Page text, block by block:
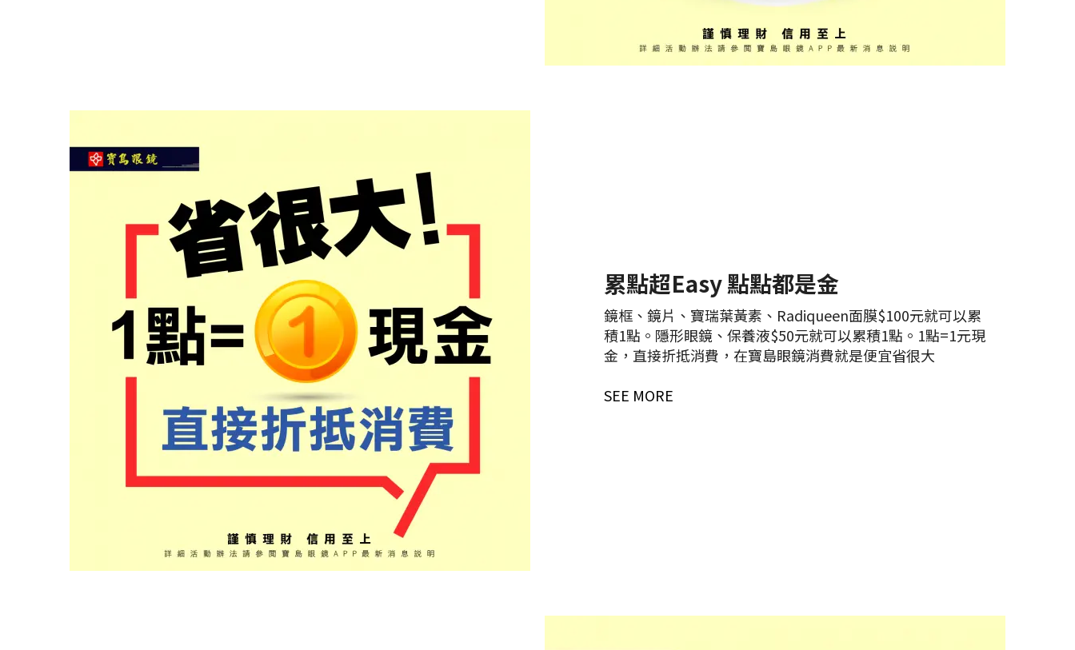
累點超Easy 點點都是金
鏡框、鏡片、寶瑞葉黃素、Radiqueen面膜$100元就可以累
積1點。隱形眼鏡、保養液$50元就可以累積1點。1點=1元現
金，直接折抵消費，在寶島眼鏡消費就是便宜省很大
SEE MORE